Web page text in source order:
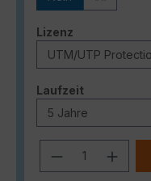
Lizenz
Laufzeitauswählen
Produkt